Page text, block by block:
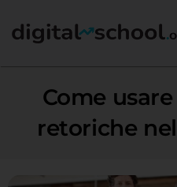
Come
retoriche